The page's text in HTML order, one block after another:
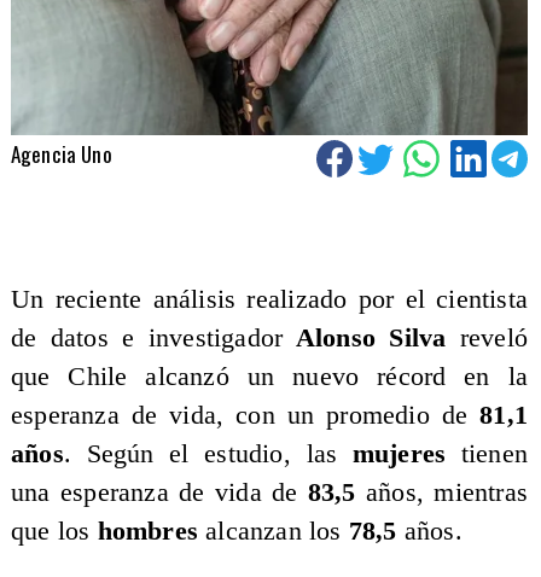
Agencia Uno
​Un reciente análisis realizado por el cientista
de datos e investigadorAlonso Silva reveló
que Chile alcanzó un nuevo récord en la
esperanza de vida, con un promedio de81,1
años. Según el estudio, las mujeres tienen
una esperanza de vida de 83,5 años, mientras
que los hombres alcanzan los 78,5 años.